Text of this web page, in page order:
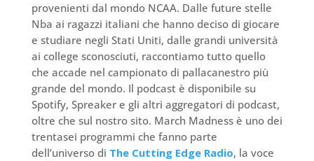
provenienti dal mondo NCAA. Dalle future stelle
Nba ai ragazzi italiani che hanno deciso di giocare
e studiare negli Stati Uniti, dalle grandi università
ai college sconosciuti, raccontiamo tutto quello
che accade nel campionato di pallacanestro più
grande del mondo. Il podcast è disponibile su
Spotify, Spreaker e gli altri aggregatori di podcast,
oltre che sul nostro sito. March Madness è uno dei
trentasei programmi che fanno parte
dell’universo di The Cutting Edge Radio, la voce